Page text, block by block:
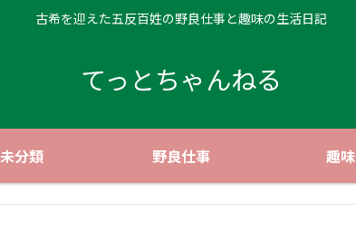
古希を迎えた五反百姓の野良仕事と趣味の生活日記
てっとちゃんねる
未分類 野良仕事 趣味